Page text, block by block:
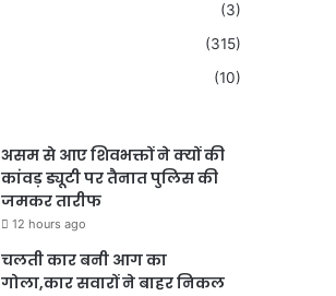
(3)
(315)
(10)
असम से आए शिवभक्तों ने क्यों की
कांवड़ ड्यूटी पर तैनात पुलिस की
जमकर तारीफ
12 hours ago
चलती कार बनी आग का
गोला,कार सवारों ने बाहर निकल